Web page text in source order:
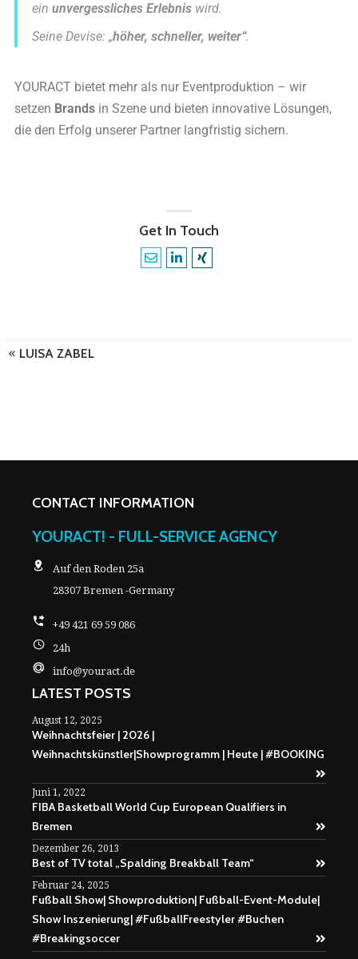
ein unvergessliches Erlebnis wird.
Seine Devise: „höher, schneller, weiter“.
YOURACT bietet mehr als nur Eventproduktion – wir
setzen Brands in Szene und bieten innovative Lösungen,
die den Erfolg unserer Partner langfristig sichern.
Get In Touch
LUISA ZABEL
CONTACT INFORMATION
YOURACT! - FULL-SERVICE AGENCY
Auf den Roden 25a
28307 Bremen -Germany
+49 421 69 59 086
24h
info@youract.de
LATEST POSTS
August 12, 2025
Weihnachtsfeier | 2026 |
Weihnachtskünstler|Showprogramm | Heute | #BOOKING
Juni 1, 2022
FIBA Basketball World Cup European Qualifiers in
Bremen
Dezember 26, 2013
Best of TV total „Spalding Breakball Team“
Februar 24, 2025
Fußball Show| Showproduktion| Fußball-Event-Module|
Show Inszenierung| #FußballFreestyler #Buchen
#Breakingsoccer